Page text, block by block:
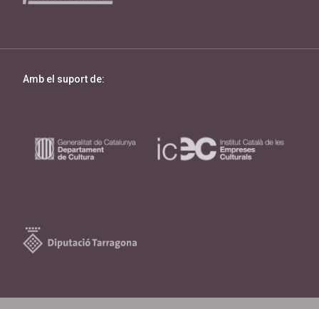
Amb el suport de: